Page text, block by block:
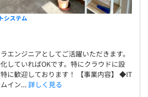
システム
エンジニアとしてご活躍いただきます。
していればOKです。特にクラウドに設
に歓迎しております！ 【事業内容】 ◆IT
イン...詳しく見る